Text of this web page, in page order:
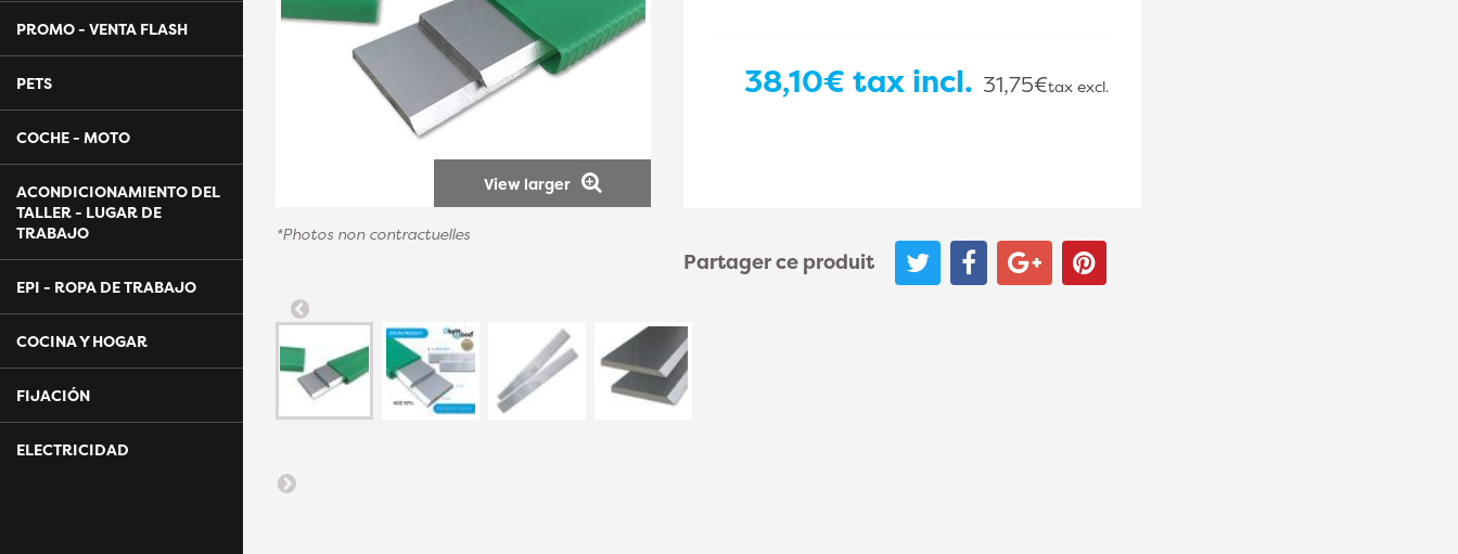
PROMO - VENTA FLASH
PETS
COCHE - MOTO
ACONDICIONAMIENTO DEL
TALLER - LUGAR DE
TRABAJO
EPI - ROPA DE TRABAJO
COCINA Y HOGAR
FIJACIÓN
ELECTRICIDAD
View larger
*Photos non contractuelles
38,10€ tax incl. 31,75€tax excl.
Partager ce produit